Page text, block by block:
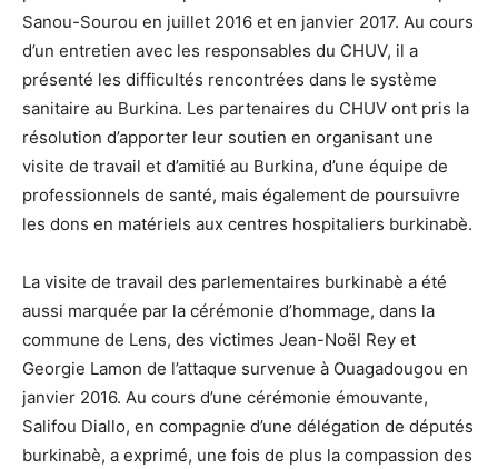
Sanou-Sourou en juillet 2016 et en janvier 2017. Au cours
d’un entretien avec les responsables du CHUV, il a
présenté les difficultés rencontrées dans le système
sanitaire au Burkina. Les partenaires du CHUV ont pris la
résolution d’apporter leur soutien en organisant une
visite de travail et d’amitié au Burkina, d’une équipe de
professionnels de santé, mais également de poursuivre
les dons en matériels aux centres hospitaliers burkinabè.
La visite de travail des parlementaires burkinabè a été
aussi marquée par la cérémonie d’hommage, dans la
commune de Lens, des victimes Jean-Noël Rey et
Georgie Lamon de l’attaque survenue à Ouagadougou en
janvier 2016. Au cours d’une cérémonie émouvante,
Salifou Diallo, en compagnie d’une délégation de députés
burkinabè, a exprimé, une fois de plus la compassion des